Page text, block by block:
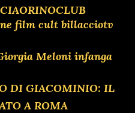
film cult billacciotv
Meloni infanga
DI GIACOMINIO: IL
A ROMA